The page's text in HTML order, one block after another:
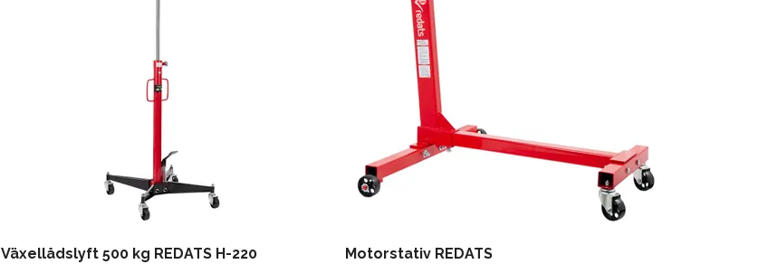
Växellådslyft 500 kg REDATS H-220
Motorstativ REDATS